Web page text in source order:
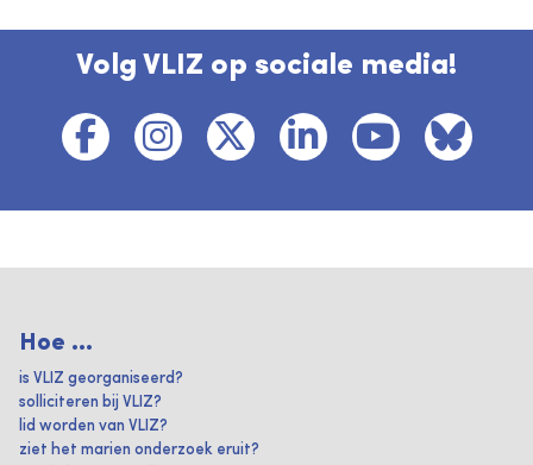
Volg VLIZ op sociale media!
Hoe ...
is VLIZ georganiseerd?
solliciteren bij VLIZ?
lid worden van VLIZ?
ziet het marien onderzoek eruit?